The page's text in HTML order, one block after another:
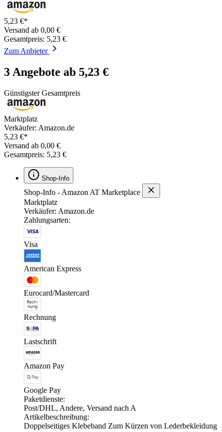
5,23 €*
Versand ab 0,00 €
Gesamtpreis: 5,23 €
Zum Anbieter
3 Angebote ab 5,23 €
Günstigster Gesamtpreis
Marktplatz
Verkäufer: Amazon.de
5,23 €*
Versand ab 0,00 €
Gesamtpreis: 5,23 €
Shop-Info
Shop-Info - Amazon AT Marketplace
Marktplatz
Verkäufer: Amazon.de
Zahlungsarten:
Visa
American Express
Eurocard/Mastercard
Rechnung
Lastschrift
Amazon Pay
Google Pay
Paketdienste:
Post/DHL, Andere, Versand nach A
Artikelbeschreibung:
Doppelseitiges Klebeband Zum Kürzen von Lederbekleidung